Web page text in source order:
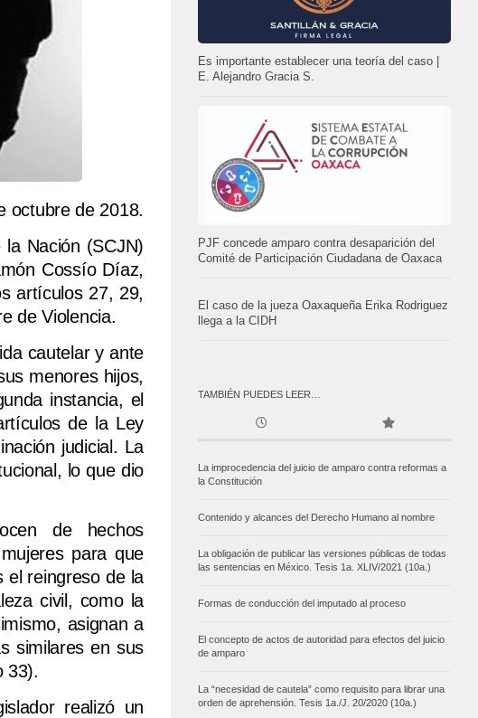
octubre de 2018.
Nación (SCJN)
Cossío Díaz,
artículos 27, 29,
de Violencia.
cautelar y ante
menores hijos,
instancia, el
de la Ley
judicial. La
lo que dio
de hechos
para que
el reingreso de la
civil, como la
asignan a
similares en sus
33).
realizó un
Es importante establecer una teoría del caso |
E. Alejandro Gracia S.
PJF concede amparo contra desaparición del
Comité de Participación Ciudadana de Oaxaca
El caso de la jueza Oaxaqueña Erika Rodriguez
llega a la CIDH
TAMBIÉN PUEDES LEER…
La improcedencia del juicio de amparo contra reformas a
la Constitución
Contenido y alcances del Derecho Humano al nombre
La obligación de publicar las versiones públicas de todas
las sentencias en México. Tesis 1a. XLIV/2021 (10a.)
Formas de conducción del imputado al proceso
El concepto de actos de autoridad para efectos del juicio
de amparo
La “necesidad de cautela” como requisito para librar una
orden de aprehensión. Tesis 1a./J. 20/2020 (10a.)